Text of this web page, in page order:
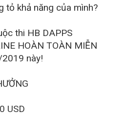
tỏ khả năng của mình?
thi HB DAPPS
HOÀN TOÀN MIỄN
này!
USD